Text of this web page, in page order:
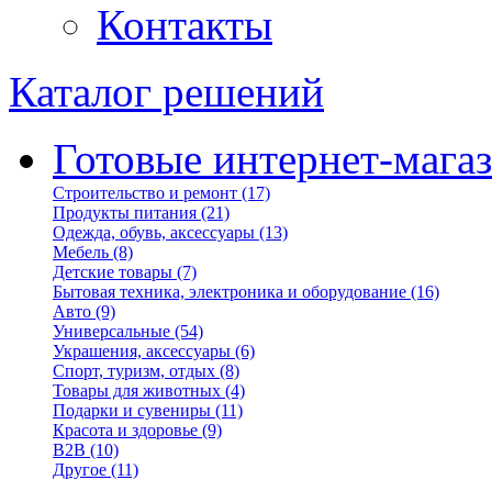
Контакты
Каталог решений
Готовые интернет-
Строительство и ремонт (17)
Продукты питания (21)
Одежда, обувь, аксессуары (13)
Мебель (8)
Детские товары (7)
Бытовая техника, электроника и оборудование (16)
Авто (9)
Универсальные (54)
Украшения, аксессуары (6)
Спорт, туризм, отдых (8)
Товары для животных (4)
Подарки и сувениры (11)
Красота и здоровье (9)
B2B (10)
Другое (11)